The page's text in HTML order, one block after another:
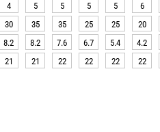
4 5 5 5 5 6
30 35 35 25 25 20
8.2 8.2 7.6 6.7 5.4 4.2
21 21 22 22 22 22